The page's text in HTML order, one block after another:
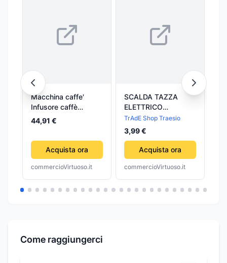
Macchina caffe'
Infusore caffè
DeLonghi
5513228031
44,91 €
Acquista ora
commercioVirtuoso.it
SCALDA TAZZA
ELETTRICO
BEVANDE Tè CAFFè
LATTE PORTATILE
CALORE CASA
UFFICIO 220V
TrAdE Shop Traesio
3,99 €
Acquista ora
commercioVirtuoso.it
Come raggiungerci